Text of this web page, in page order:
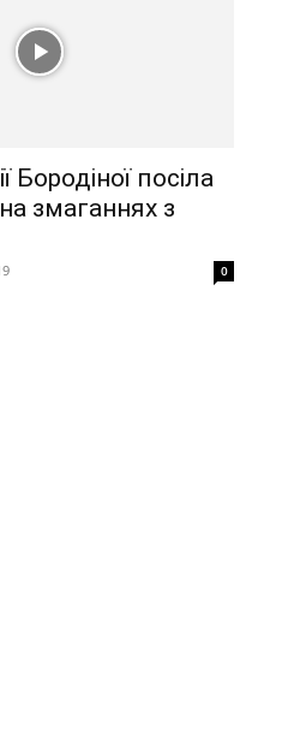
Бородіної посіла
змаганнях з
0